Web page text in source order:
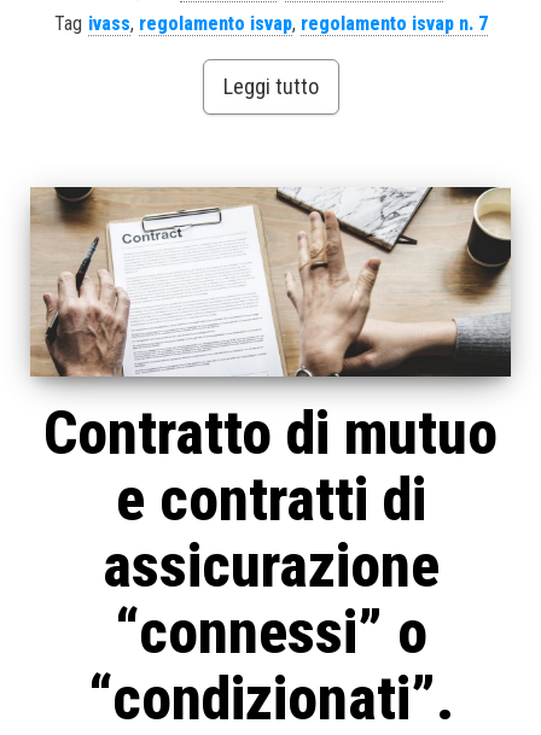
Tag ivass, regolamento isvap, regolamento isvap n. 7
Leggi tutto
Contratto di mutuo
e contratti di
assicurazione
“connessi” o
“condizionati”.